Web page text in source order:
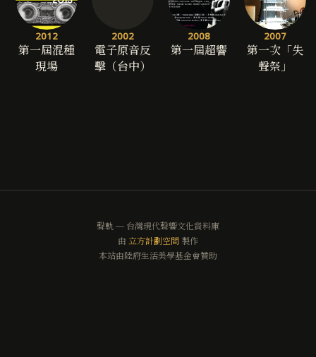
2012
第一屆混種
現場
2002
電子原音反
擊（台中）
2008
第一屆超響
2007
第一次「失
聲祭」
聲軌 — 台灣現代聲響文化資料庫
由 立方計劃空間 製作
本站由陸府生活美學基金會贊助